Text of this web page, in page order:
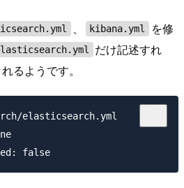
、 kibana.yml
を修
だけ記述すれ
るようです。
elasticsearch.yml